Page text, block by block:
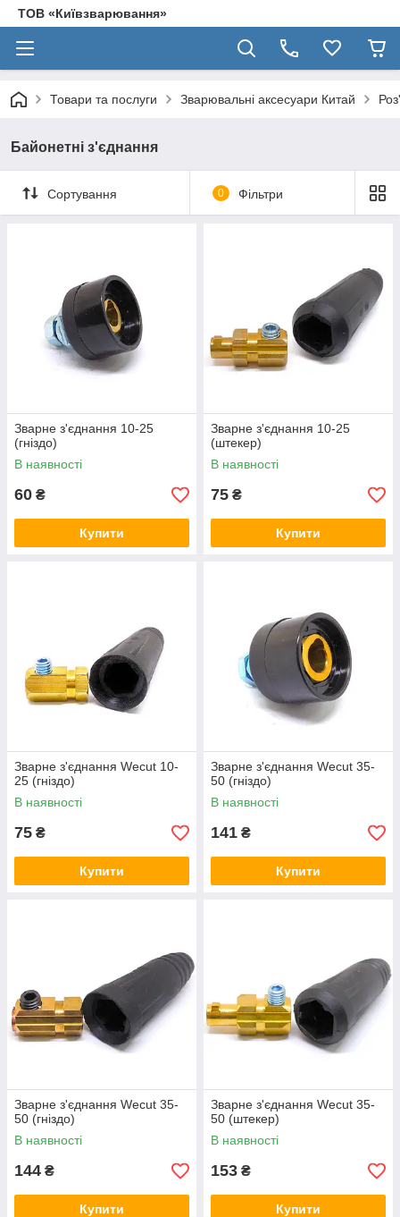
ТОВ «Київзварювання»
Товари та послуги Зварювальні аксесуари Китай
Байонетні з'єднання
Сортування 0 Фільтри
Зварне з'єднання 10-25
(гніздо)
В наявності
60 ₴
Купити
Зварне з'єднання 10-25
(штекер)
В наявності
75 ₴
Купити
Зварне з'єднання Wecut 10-
25 (гніздо)
В наявності
75 ₴
Купити
Зварне з'єднання Wecut 35-
50 (гніздо)
В наявності
141 ₴
Купити
Зварне з'єднання Wecut 35-
50 (гніздо)
В наявності
144 ₴
Купити
Зварне з'єднання Wecut 35-
50 (штекер)
В наявності
153 ₴
Купити